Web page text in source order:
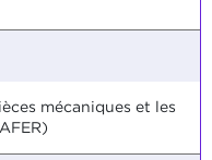
mécaniques et les